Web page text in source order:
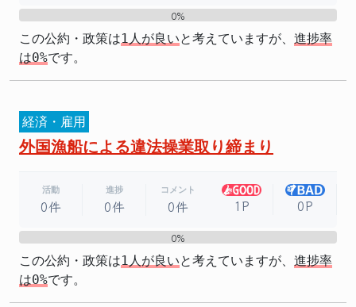
0%
この公約・政策は1人が良いと考えていますが、 進捗率
は0%です。
経済・雇用
外国漁船による違法操業取り締まり
活動
0件
進捗
0件
コメント
0件 1P 0P
0%
この公約・政策は1人が良いと考えていますが、 進捗率
は0%です。